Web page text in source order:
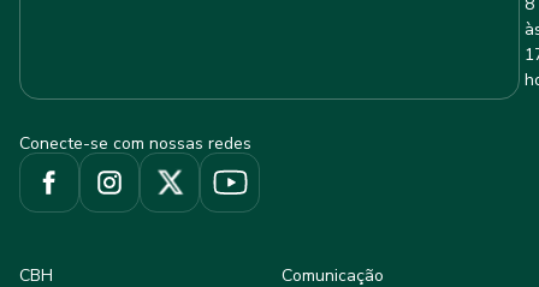
Conecte-se com nossas redes
CBH Comunicação